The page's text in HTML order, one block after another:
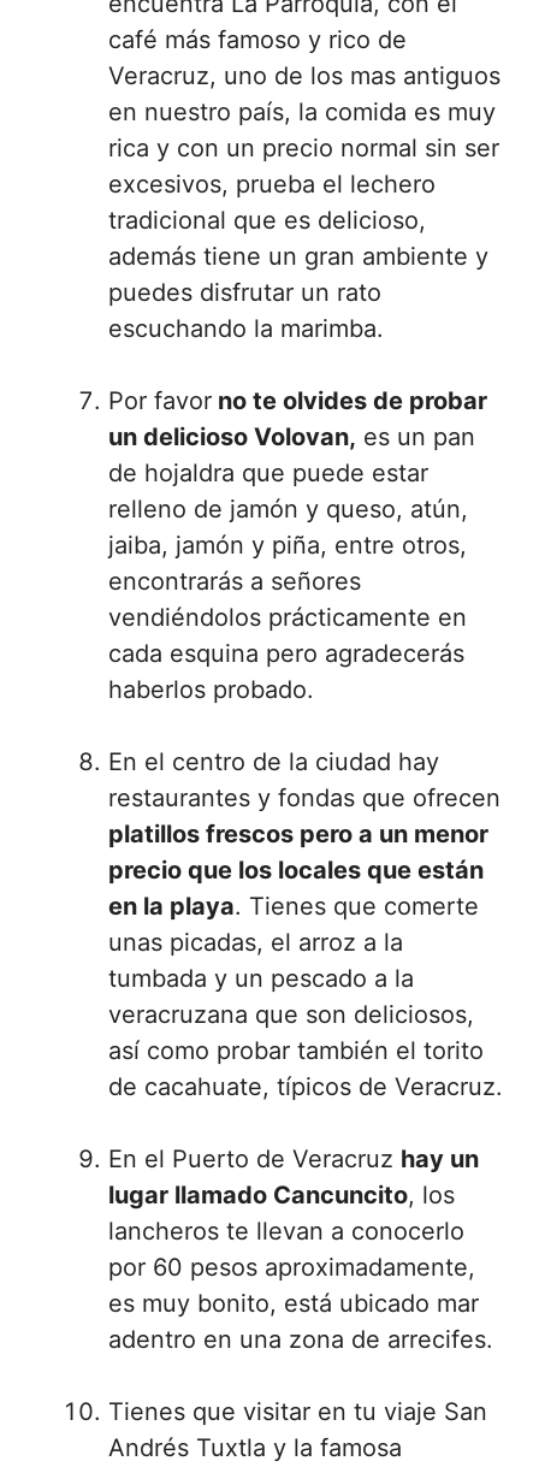
café más famoso y rico de
Veracruz, uno de los mas antiguos
en nuestro país, la comida es muy
rica y con un precio normal sin ser
excesivos, prueba el lechero
tradicional que es delicioso,
además tiene un gran ambiente y
puedes disfrutar un rato
escuchando la marimba.
Por favor no te olvides de probar
un delicioso Volovan, es un pan
de hojaldra que puede estar
relleno de jamón y queso, atún,
jaiba, jamón y piña, entre otros,
encontrarás a señores
vendiéndolos prácticamente en
cada esquina pero agradecerás
haberlos probado.
En el centro de la ciudad hay
restaurantes y fondas que ofrecen
platillos frescos pero a un menor
precio que los locales que están
en la playa. Tienes que comerte
unas picadas, el arroz a la
tumbada y un pescado a la
veracruzana que son deliciosos,
así como probar también el torito
de cacahuate, típicos de Veracruz.
En el Puerto de Veracruz hay un
lugar llamado Cancuncito, los
lancheros te llevan a conocerlo
por 60 pesos aproximadamente,
es muy bonito, está ubicado mar
adentro en una zona de arrecifes.
Tienes que visitar en tu viaje San
Andrés Tuxtla y la famosa